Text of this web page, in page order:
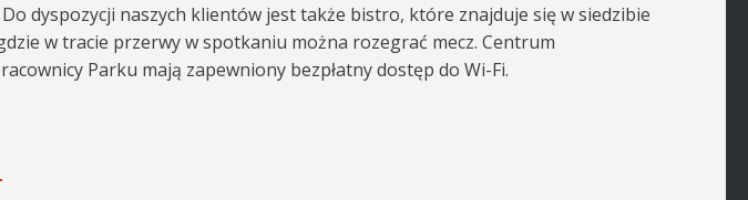
dyspozycji naszych klientów jest także bistro, które znajduje się w siedzibie
w tracie przerwy w spotkaniu można rozegrać mecz. Centrum
Parku mają zapewniony bezpłatny dostęp do Wi-Fi.